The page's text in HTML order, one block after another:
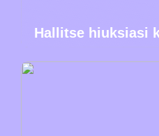
Hallitse hiuksiasi